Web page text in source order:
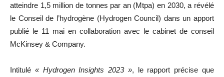
atteindre 1,5 million de tonnes par an (Mtpa) en 2030, a révélé
le Conseil de l’hydrogène (Hydrogen Council) dans un apport
publié le 11 mai en collaboration avec le cabinet de conseil
McKinsey & Company.
Intitulé « Hydrogen Insights 2023 », le rapport précise que